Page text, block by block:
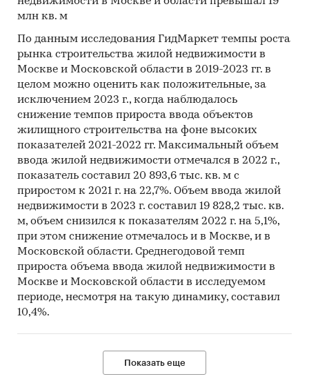
Процедура контент-анализа документов не
совокупности. Обработке и анализу подлежат
все доступные исследователю документы.
Категории: Строительство и недвижимость /
Недвижимость / Жилая недвижимость
Услуги для бизнеса / Страхование /
Страхование имущества
Турция
млн кв. м
По данным исследования ГидМаркет темпы роста
рынка строительства жилой недвижимости в
Москве и Московской области в 2019-2023 гг. в
целом можно оценить как положительные, за
исключением 2023 г., когда наблюдалось
снижение темпов прироста ввода объектов
жилищного строительства на фоне высоких
показателей 2021-2022 гг. Максимальный объем
ввода жилой недвижимости отмечался в 2022 г.,
показатель составил 20 893,6 тыс. кв. м с
приростом к 2021 г. на 22,7%. Объем ввода жилой
недвижимости в 2023 г. составил 19 828,2 тыс. кв.
м, объем снизился к показателям 2022 г. на 5,1%,
при этом снижение отмечалось и в Москве, и в
Московской области. Среднегодовой темп
прироста объема ввода жилой недвижимости в
Москве и Московской области в исследуемом
периоде, несмотря на такую динамику, составил
10,4%.
Показать еще